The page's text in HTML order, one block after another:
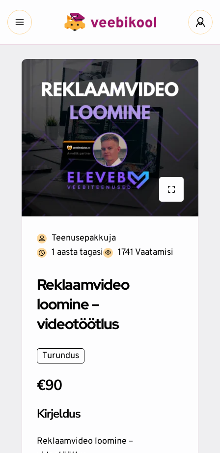
Teenusepakkuja
1 aasta tagasi
1741 Vaatamisi
Reklaamvideo
loomine –
videotöötlus
Turundus
€90
Kirjeldus
Reklaamvideo loomine –